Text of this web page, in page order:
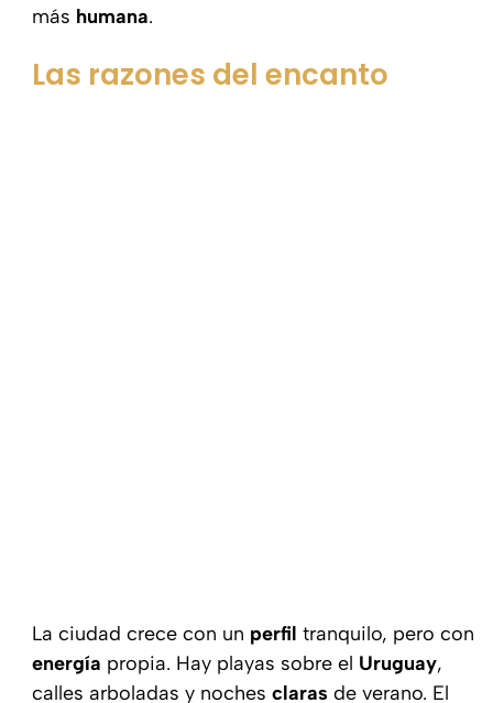
más humana.
Las razones del encanto
La ciudad crece con un perfil tranquilo, pero con
energía propia. Hay playas sobre el Uruguay,
calles arboladas y noches claras de verano. El